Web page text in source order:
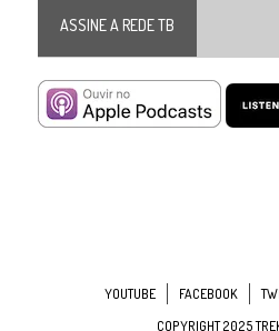
ASSINE A REDE TB
YOUTUBE FACEBOOK
COPYRIGHT 2025